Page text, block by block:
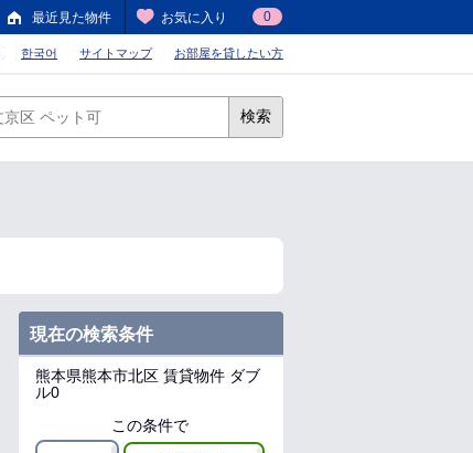
最近見た物件 お気に入り 0
한국어 サイトマップ お部屋を貸したい方
検索
現在の検索条件
熊本県熊本市北区 賃貸物件 ダブ
ル0
この条件で